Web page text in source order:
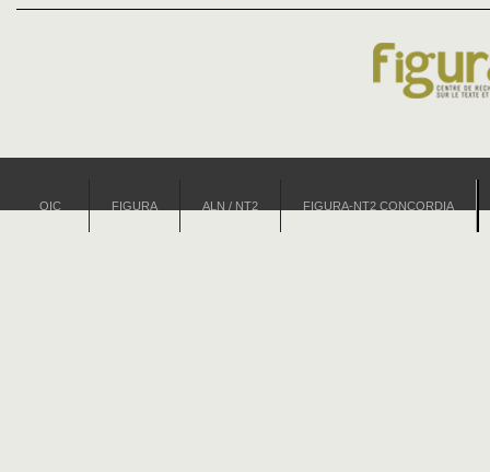
OIC FIGURA ALN / NT2 FIGURA-NT2 CONCORDIA